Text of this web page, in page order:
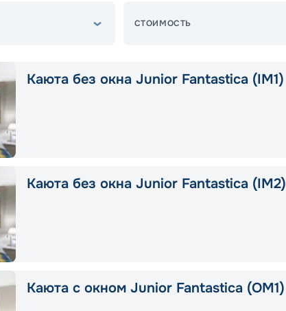
СТОИМОСТЬ
Каюта без окна Junior Fantastica (IM1)
Каюта без окна Junior Fantastica (IM2)
Каюта с окном Junior Fantastica (OM1)